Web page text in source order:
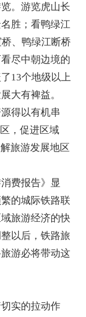
。游览虎山长
胜；看鸭绿江
、鸭绿江断桥
尽中朝边境的
13个地级以上
大有裨益。
得以有机串
，促进区域
旅游发展地区
费报告》显
的城际铁路联
旅游经济的快
以后，铁路旅
游必将带动这
实的拉动作